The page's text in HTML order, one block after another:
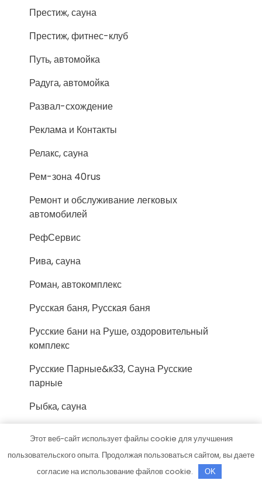
Престиж, сауна
Престиж, фитнес-клуб
Путь, автомойка
Радуга, автомойка
Развал-схождение
Реклама и Контакты
Релакс, сауна
Рем-зона 40rus
Ремонт и обслуживание легковых
автомобилей
РефСервис
Рива, сауна
Роман, автокомплекс
Русская баня, Русская баня
Русские бани на Руше, оздоровительный
комплекс
Русские Парные&к33, Сауна Русские
парные
Рыбка, сауна
Сауна на Апрельской
Сауна, Сауна
Этот веб-сайт использует файлы cookie для улучшения
пользовательского опыта. Продолжая пользоваться сайтом, вы даете
согласие на использование файлов cookie.
OK